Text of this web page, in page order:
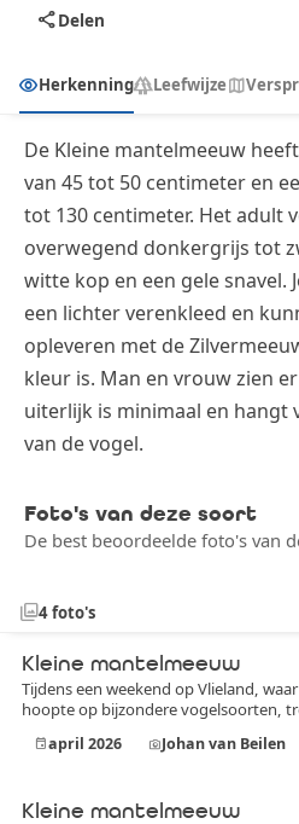
maakt.
shareDelen
visibilityHerkenningforestLeefwijzemap
De Kleine mantelmeeuw
van 45 tot 50 centimeter en
tot 130 centimeter. Het adult
overwegend donkergrijs tot
witte kop en een gele snavel.
een lichter verenkleed en
opleveren met de
kleur is. Man en vrouw zien
uiterlijk is minimaal en hangt
van de vogel.
Foto's van deze soort
De best beoordeelde foto's van
photo_library4 foto's
Kleine mantelmeeuw
Tijdens een weekend op Vlieland,
hoopte op bijzondere vogelsoorten,
zeldzamere soorten zich niet lieten
gras, met zijn scherpe blik en
eventapril 2026 photo_cameraJohan van Beilen
Kleine mantelmeeuw